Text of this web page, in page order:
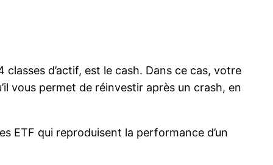
d’actif, est le cash. Dans ce cas, votre
vous permet de réinvestir après un crash, en
ETF qui reproduisent la performance d’un